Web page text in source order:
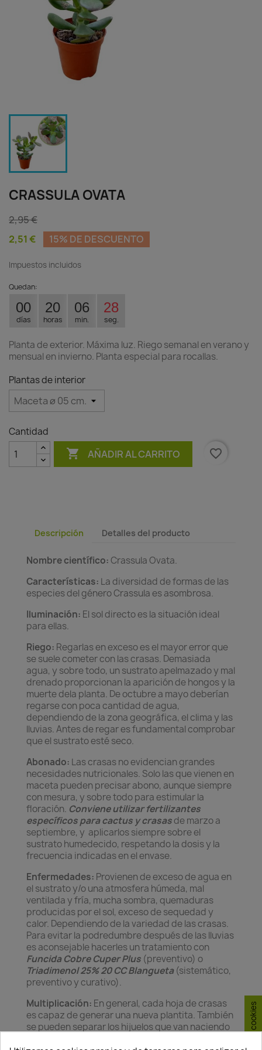
CRASSULA OVATA
2,95 €
2,51 €
15% DE DESCUENTO
Impuestos incluidos
Quedan:
00
días
20
horas
06
min.
27
seg.
Planta de exterior. Máxima luz. Riego semanal en verano y
mensual en invierno. Planta especial para rocallas.
Plantas de interior
Cantidad
 AÑADIR AL CARRITO favorite_border
Descripción Detalles del producto
Nombre científico: Crassula Ovata.
Características: La diversidad de formas de las
especies del género Crassula es asombrosa.
Iluminación: El sol directo es la situación ideal
para ellas.
Riego: Regarlas en exceso es el mayor error que
se suele cometer con las crasas. Demasiada
agua, y sobre todo, un sustrato apelmazado y mal
drenado proporcionan la aparición de hongos y la
muerte dela planta. De octubre a mayo deberían
regarse con poca cantidad de agua,
dependiendo de la zona geográfica, el clima y las
lluvias. Antes de regar es fundamental comprobar
que el sustrato esté seco.
Abonado: Las crasas no evidencian grandes
necesidades nutricionales. Solo las que vienen en
maceta pueden precisar abono, aunque siempre
con mesura, y sobre todo para estimular la
floración. Convieneutilizar fertilizantes
específicos para cactus y crasasde marzo a
septiembre, y aplicarlos siempre sobre el
sustrato humedecido, respetando la dosis y la
frecuencia indicadas en el envase.
Enfermedades: Provienen de exceso de agua en
el sustrato y/o una atmosfera húmeda, mal
ventilada y fría, mucha sombra, quemaduras
producidas por el sol, exceso de sequedad y
calor. Dependiendo de la variedad de las crasas.
Para evitar la podredumbre después de las lluvias
es aconsejable hacerles un tratamiento con
Funcida Cobre Cuper Plus (preventivo) o
Triadimenol 25% 20 CC Blangueta(sistemático,
preventivo y curativo).
Multiplicación: En general, cada hoja de crasas
es capaz de generar una nueva plantita. También
se pueden separar los hijuelos que van naciendo